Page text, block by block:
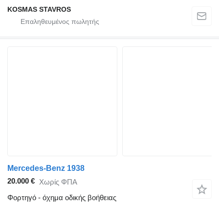
KOSMAS STAVROS
Mercedes-Benz 1938
20.000 € Χωρίς ΦΠΑ
Φορτηγό - όχημα οδικής βοήθειας